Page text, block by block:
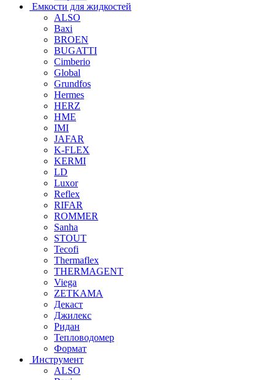
Емкости для жидкостей
ALSO
Baxi
BROEN
BUGATTI
Cimberio
Global
Grundfos
Hermes
HERZ
HME
IMI
JAFAR
K-FLEX
KERMI
LD
Luxor
Reflex
RIFAR
ROMMER
Sanha
STOUT
Tecofi
Thermaflex
THERMAGENT
Viega
ZETKAMA
Декаст
Джилекс
Ридан
Тепловодомер
Формат
Инструмент
ALSO